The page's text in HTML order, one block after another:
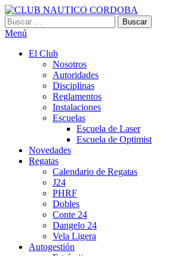
Saltar
al
contenido
CLUB NAUTICO CORDOBA
VILLA CARLOS PAZ
Buscar:
Menú
El Club
Nosotros
Autoridades
Disciplinas
Reglamentos
Instalaciones
Escuelas
Escuela de Laser
Escuela de Optimist​
Novedades
Regatas
Calendario de Regatas
J24
PHRF
Dobles
Conte 24
Dangelo 24
Vela Ligera
Autogestión